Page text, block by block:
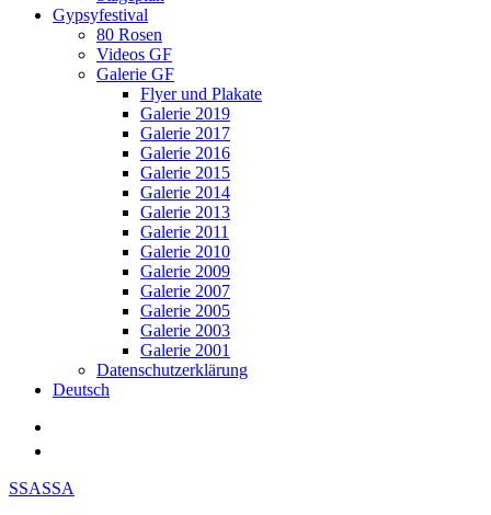
Gypsyfestival
80 Rosen
Videos GF
Galerie GF
Flyer und Plakate
Galerie 2019
Galerie 2017
Galerie 2016
Galerie 2015
Galerie 2014
Galerie 2013
Galerie 2011
Galerie 2010
Galerie 2009
Galerie 2007
Galerie 2005
Galerie 2003
Galerie 2001
Datenschutzerklärung
Deutsch
SSASSA